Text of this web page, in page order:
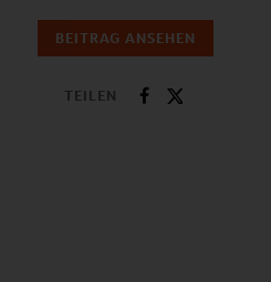
BEITRAG ANSEHEN
TEILEN